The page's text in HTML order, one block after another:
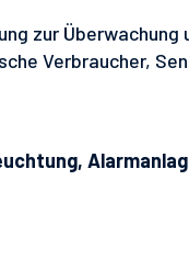
zur
Verbraucher,